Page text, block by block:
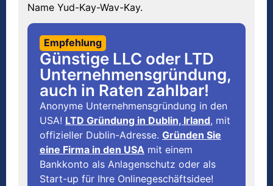
Name Yud-Kay-Wav-Kay.
Empfehlung
Günstige LLC oder LTD
Unternehmensgründung,
auch in Raten zahlbar!
Anonyme Unternehmensgründung in den
USA! LTD Gründung in Dublin, Irland, mit
offizieller Dublin-Adresse. Gründen Sie
eine Firma in den USA mit einem
Bankkonto als Anlagenschutz oder als
Start-up für Ihre Onlinegeschäftsidee!